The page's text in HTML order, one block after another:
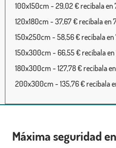
100x150cm - 29,02 € recíbala en
120x180cm - 37,67 € recíbala en
150x250cm - 58,56 € recíbala en
150x300cm - 66,55 € recíbala en
180x300cm - 127,78 € recíbala
200x300cm - 135,76 € recíbala
Máxima seguridad